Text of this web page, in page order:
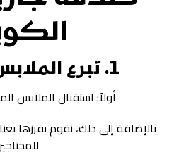
1. تبرع
أولاً: استقبال الملابس
بالإضافة إلى ذلك، نقوم بفرزها